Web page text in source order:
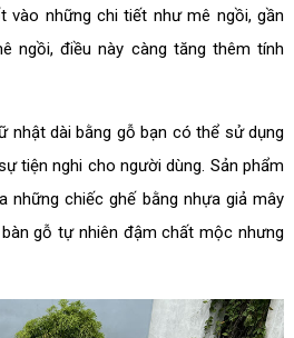
vào những chi tiết như mê ngồi, gần
ngồi, điều này càng tăng thêm tính
nhật dài bằng gỗ bạn có thể sử dụng
tiện nghi cho người dùng. Sản phẩm
những chiếc ghế bằng nhựa giả mây
gỗ tự nhiên đậm chất mộc nhưng